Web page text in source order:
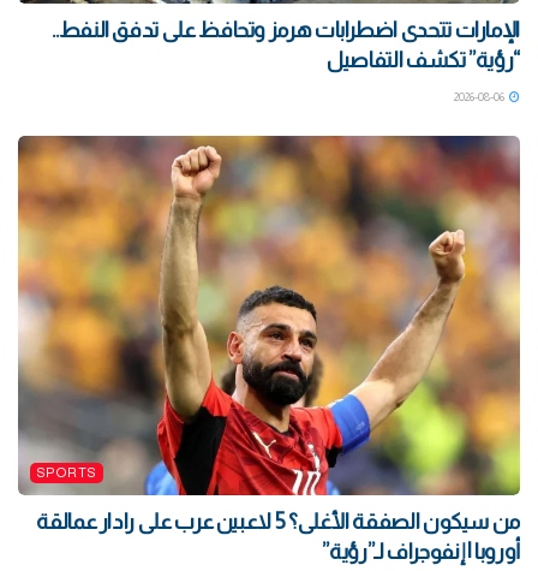
الإمارات تتحدى اضطرابات هرمز وتحافظ على تدفق النفط..
“رؤية” تكشف التفاصيل
SPORTS
من سيكون الصفقة الأغلى؟ 5 لاعبين عرب على رادار عمالقة
أوروبا | إنفوجراف لـ”رؤية”